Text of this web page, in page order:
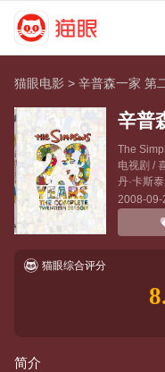
猫眼电影 >辛普森一家 第
辛普
The
电视剧 /
丹·卡斯
2008-09-
猫眼综合评分
简介